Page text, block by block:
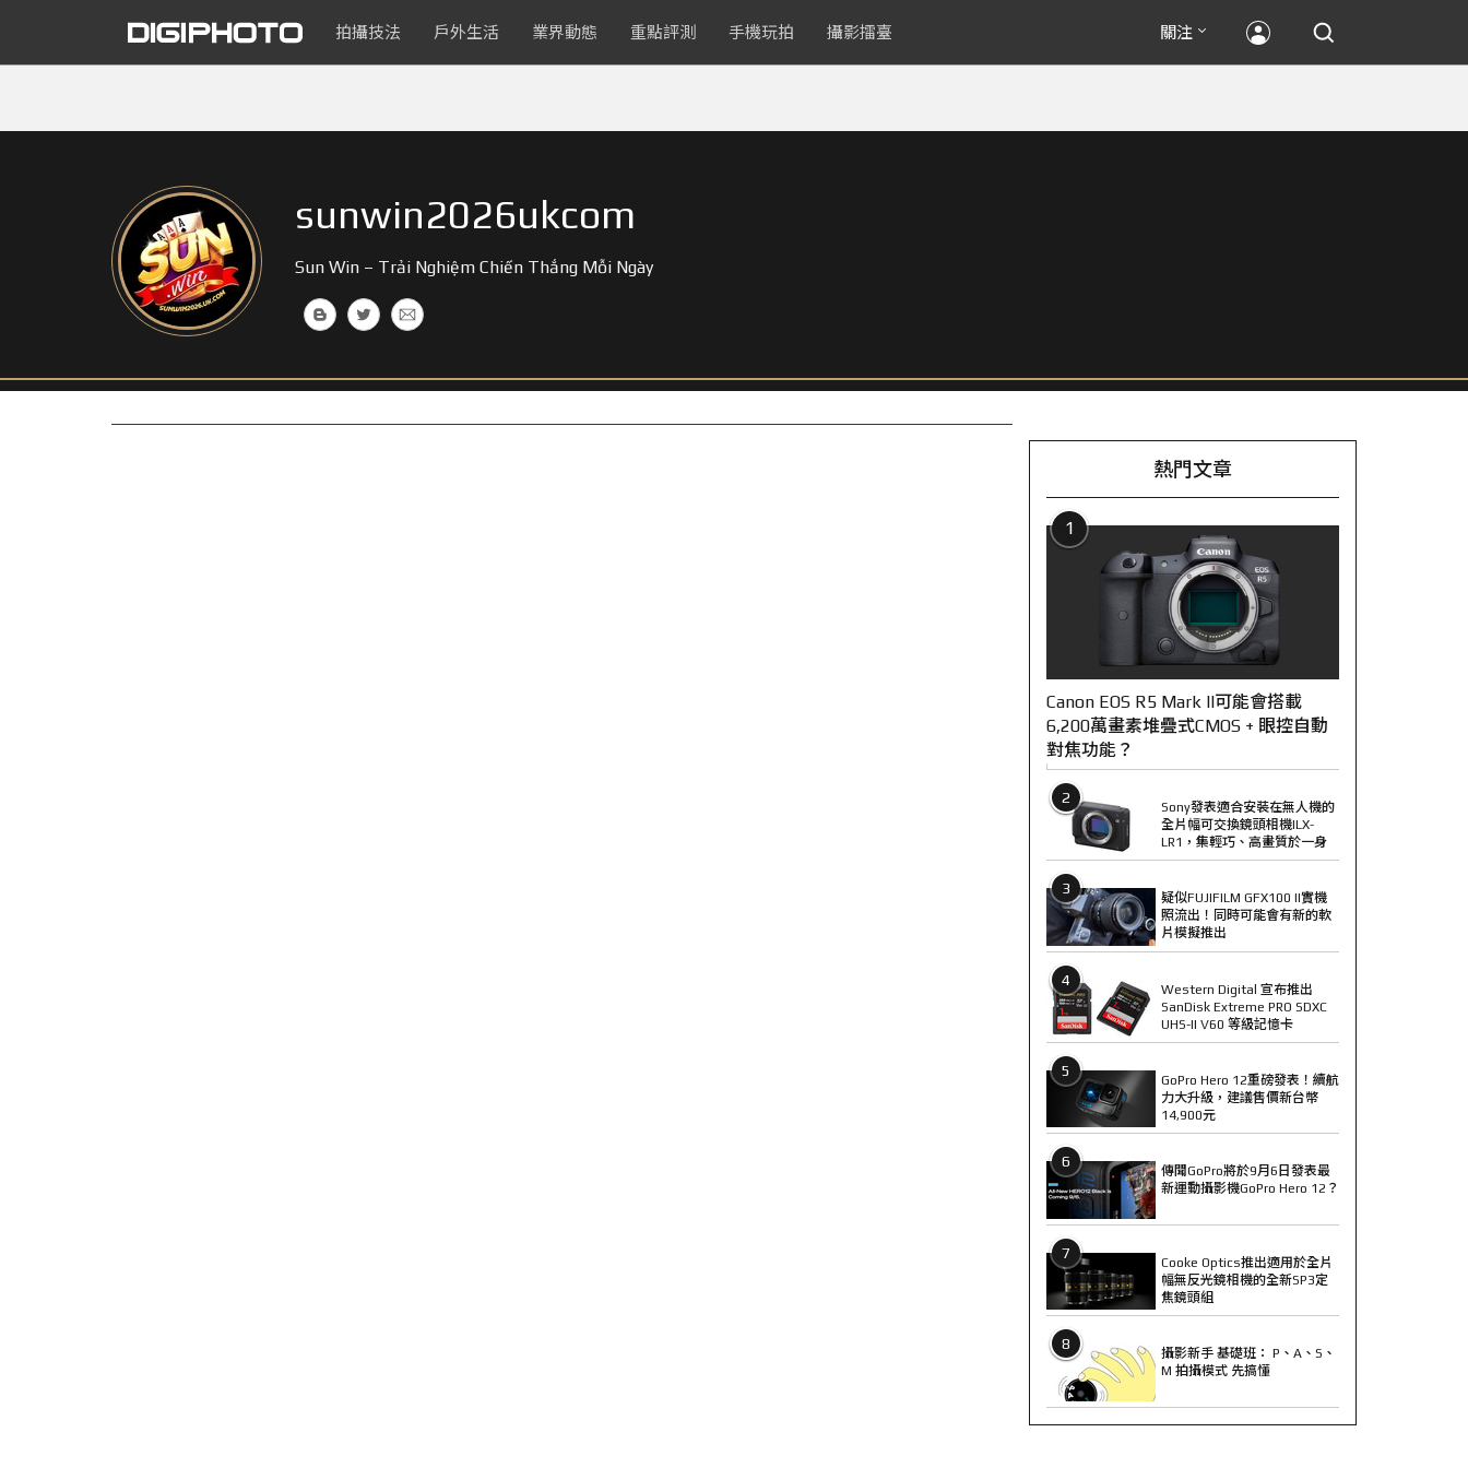
拍攝技法 戶外生活 業界動態 重點評測 手機玩拍 攝影擂臺 關注
sunwin2026ukcom
Sun Win – Trải Nghiệm Chiến Thắng Mỗi Ngày
熱門文章
1
Canon EOS R5 Mark II可能會搭載
6,200萬畫素堆疊式CMOS + 眼控自動
對焦功能？
2
Sony發表適合安裝在無人機的
全片幅可交換鏡頭相機ILX-
LR1，集輕巧、高畫質於一身
3
疑似FUJIFILM GFX100 II實機
照流出！同時可能會有新的軟
片模擬推出
4
Western Digital 宣布推出
SanDisk Extreme PRO SDXC
UHS-II V60 等級記憶卡
5
GoPro Hero 12重磅發表！續航
力大升級，建議售價新台幣
14,900元
6
傳聞GoPro將於9月6日發表最
新運動攝影機GoPro Hero 12？
7
Cooke Optics推出適用於全片
幅無反光鏡相機的全新SP3定
焦鏡頭組
8
攝影新手 基礎班： P、A、S、
M 拍攝模式 先搞懂